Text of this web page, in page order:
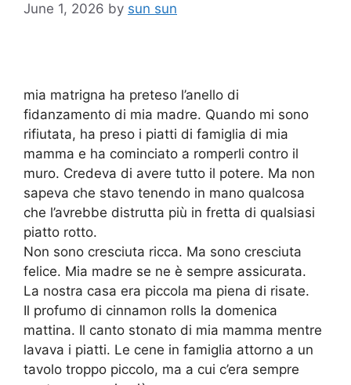
June 1, 2026 by sun sun
mia matrigna ha preteso l’anello di
fidanzamento di mia madre. Quando mi sono
rifiutata, ha preso i piatti di famiglia di mia
mamma e ha cominciato a romperli contro il
muro. Credeva di avere tutto il potere. Ma non
sapeva che stavo tenendo in mano qualcosa
che l’avrebbe distrutta più in fretta di qualsiasi
piatto rotto.
Non sono cresciuta ricca. Ma sono cresciuta
felice. Mia madre se ne è sempre assicurata.
La nostra casa era piccola ma piena di risate.
Il profumo di cinnamon rolls la domenica
mattina. Il canto stonato di mia mamma mentre
lavava i piatti. Le cene in famiglia attorno a un
tavolo troppo piccolo, ma a cui c’era sempre